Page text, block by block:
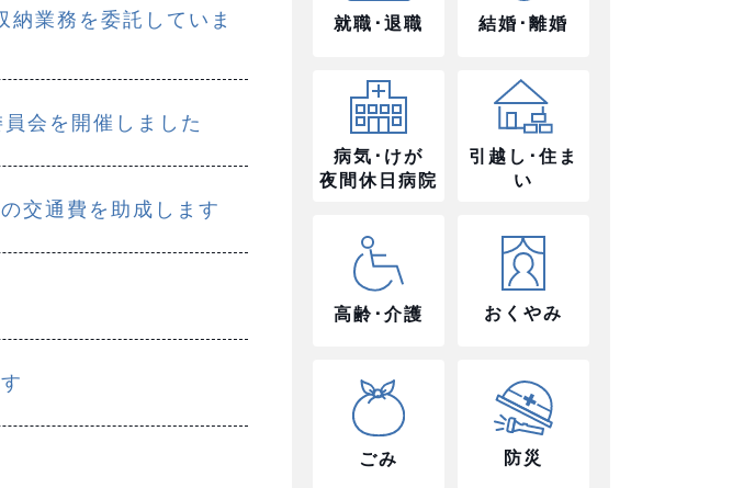
業務を委託していま
会を開催しました
交通費を助成します
就職･退職 結婚･離婚
病気･けが
夜間休日病院
引越し･住ま
い
高齢･介護 おくやみ
ごみ 防災